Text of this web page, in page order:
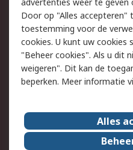
Wettelijk
Cookiebeleid
Privacybeleid
Algemene
verkoopvoorwaarden
Over RS
RS Group
Door op "Alles accepteren"
toestemming voor de
cookies. U kunt uw cookies
"Beheer cookies". Als u dit
weigeren". Dit kan de
beperken. Meer informatie
Alles